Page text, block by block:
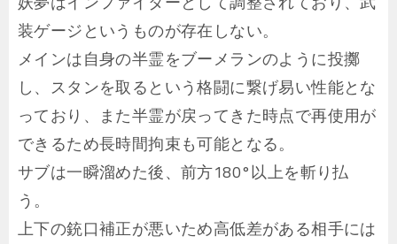
装ゲージというものが存在しない。
メインは自身の半霊をブーメランのように投擲
し、スタンを取るという格闘に繋げ易い性能とな
っており、また半霊が戻ってきた時点で再使用が
できるため長時間拘束も可能となる。
サブは一瞬溜めた後、前方180°以上を斬り払
う。
上下の銃口補正が悪いため高低差がある相手には